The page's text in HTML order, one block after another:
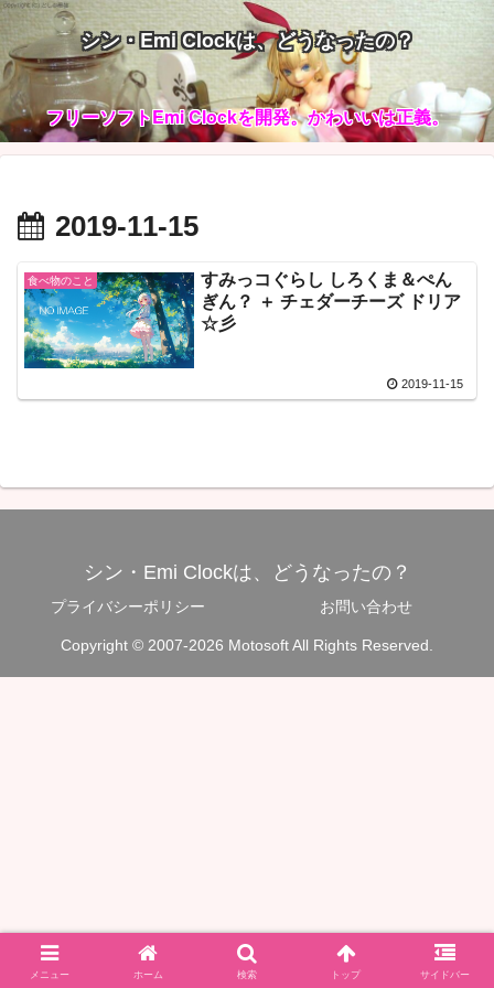
シン・Emi Clockは、どうなったの？
フリーソフトEmi Clockを開発。かわいいは正義。
2019-11-15
食べ物のこと
すみっコぐらし しろくま＆ぺん
ぎん？ ＋ チェダーチーズ ドリア
☆彡
2019-11-15
シン・Emi Clockは、どうなったの？
プライバシーポリシー お問い合わせ
Copyright © 2007-2026 Motosoft All Rights Reserved.
メニュー ホーム 検索 トップ サイドバー